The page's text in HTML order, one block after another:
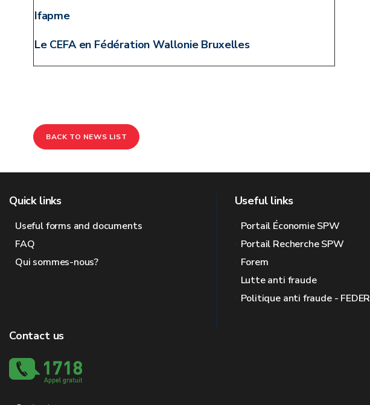
Ifapme
Le CEFA en Fédération Wallonie Bruxelles
BACK TO NEWS LIST
Quick links
Useful forms and documents
FAQ
Qui sommes-nous?
Useful links
Portail Économie SPW
Portail Recherche SPW
Forem
Lutte anti fraude
Politique anti fraude - FEDER
Contact us